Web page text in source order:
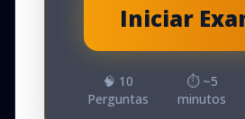
Iniciar
🧠 10
Perguntas
⏱️ ~5
minutos